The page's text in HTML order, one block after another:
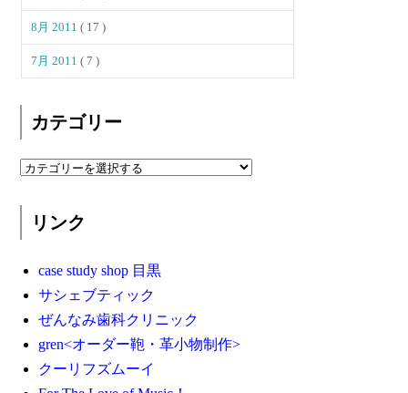
8月 2011( 17 )
7月 2011( 7 )
カテゴリー
リンク
case study shop 目黒
サシェブティック
ぜんなみ歯科クリニック
gren<オーダー鞄・革小物制作>
クーリフズムーイ